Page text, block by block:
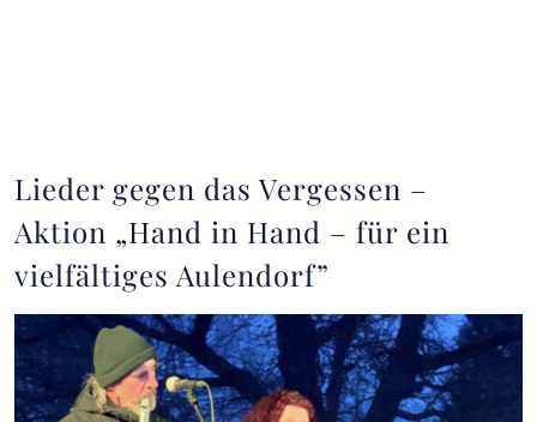
Lieder gegen das Vergessen –
Aktion „Hand in Hand – für ein
vielfältiges Aulendorf”